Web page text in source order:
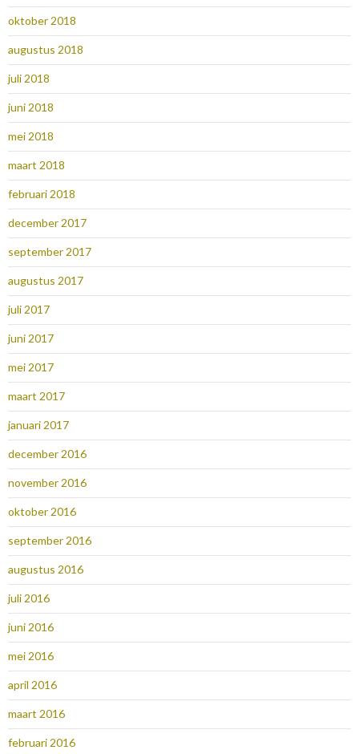
oktober 2018
augustus 2018
juli 2018
juni 2018
mei 2018
maart 2018
februari 2018
december 2017
september 2017
augustus 2017
juli 2017
juni 2017
mei 2017
maart 2017
januari 2017
december 2016
november 2016
oktober 2016
september 2016
augustus 2016
juli 2016
juni 2016
mei 2016
april 2016
maart 2016
februari 2016